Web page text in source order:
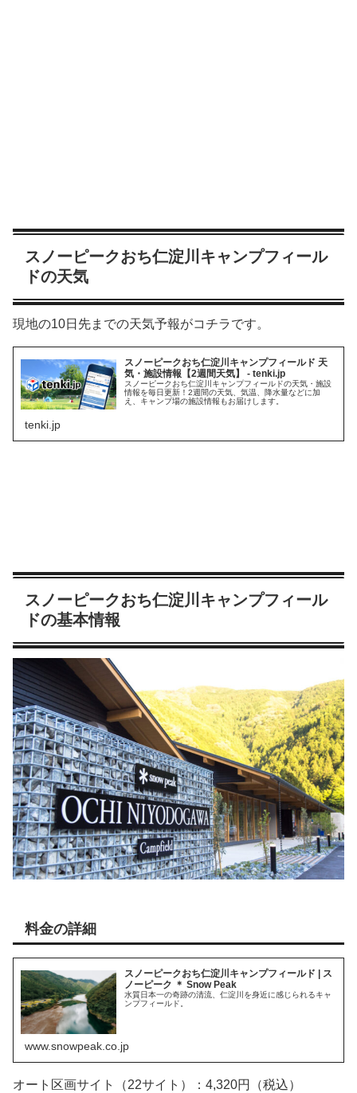
スノーピークおち仁淀川キャンプフィール
ドの天気
現地の10日先までの天気予報がコチラです。
スノーピークおち仁淀川キャンプフィールド 天
気・施設情報【2週間天気】 - tenki.jp
スノーピークおち仁淀川キャンプフィールドの天気・施設
情報を毎日更新！2週間の天気、気温、降水量などに加
え、キャンプ場の施設情報もお届けします。
tenki.jp
スノーピークおち仁淀川キャンプフィール
ドの基本情報
料金の詳細
スノーピークおち仁淀川キャンプフィールド | ス
ノーピーク ＊ Snow Peak
水質日本一の奇跡の清流、仁淀川を身近に感じられるキャ
ンプフィールド。
www.snowpeak.co.jp
オート区画サイト（22サイト）：4,320円（税込）